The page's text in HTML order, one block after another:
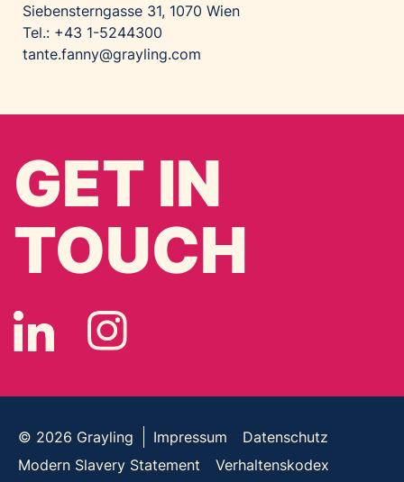
Siebensterngasse 31, 1070 Wien
Tel.: +43 1-5244300
tante.fanny@grayling.com
GET IN
TOUCH
© 2026 Grayling Impressum
Datenschutz
Modern Slavery Statement
Verhaltenskodex